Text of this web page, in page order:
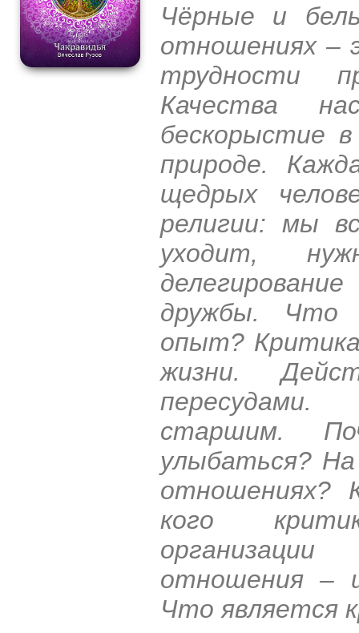
Чёрные и
отношениях –
трудности
Качества
бескорыстие
природе.
щедрых
религии: мы
уходит,
дружбы. Что
опыт?
жизни.
старшим.
улыбаться?
отношениях?
кого
отношения –
Что является